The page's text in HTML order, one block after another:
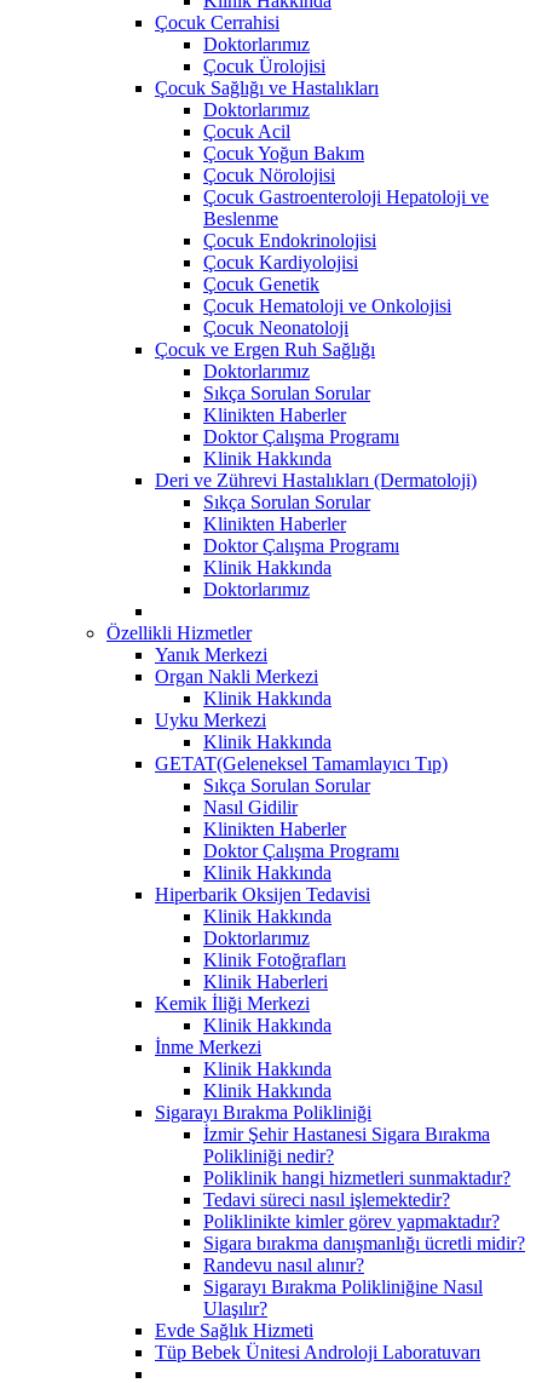
Çocuk Cerrahisi
Doktorlarımız
Çocuk Ürolojisi
Çocuk Sağlığı ve Hastalıkları
Doktorlarımız
Çocuk Acil
Çocuk Yoğun Bakım
Çocuk Nörolojisi
Çocuk Gastroenteroloji Hepatoloji ve
Beslenme
Çocuk Endokrinolojisi
Çocuk Kardiyolojisi
Çocuk Genetik
Çocuk Hematoloji ve Onkolojisi
Çocuk Neonatoloji
Çocuk ve Ergen Ruh Sağlığı
Doktorlarımız
Sıkça Sorulan Sorular
Klinikten Haberler
Doktor Çalışma Programı
Klinik Hakkında
Deri ve Zührevi Hastalıkları (Dermatoloji)
Sıkça Sorulan Sorular
Klinikten Haberler
Doktor Çalışma Programı
Klinik Hakkında
Doktorlarımız
Özellikli Hizmetler
Yanık Merkezi
Organ Nakli Merkezi
Klinik Hakkında
Uyku Merkezi
Klinik Hakkında
GETAT(Geleneksel Tamamlayıcı Tıp)
Sıkça Sorulan Sorular
Nasıl Gidilir
Klinikten Haberler
Doktor Çalışma Programı
Klinik Hakkında
Hiperbarik Oksijen Tedavisi
Klinik Hakkında
Doktorlarımız
Klinik Fotoğrafları
Klinik Haberleri
Kemik İliği Merkezi
Klinik Hakkında
İnme Merkezi
Klinik Hakkında
Klinik Hakkında
Sigarayı Bırakma Polikliniği
İzmir Şehir Hastanesi Sigara Bırakma
Polikliniği nedir?
Poliklinik hangi hizmetleri sunmaktadır?
Tedavi süreci nasıl işlemektedir?
Poliklinikte kimler görev yapmaktadır?
Sigara bırakma danışmanlığı ücretli midir?
Randevu nasıl alınır?
Sigarayı Bırakma Polikliniğine Nasıl
Ulaşılır?
Evde Sağlık Hizmeti
Tüp Bebek Ünitesi Androloji Laboratuvarı